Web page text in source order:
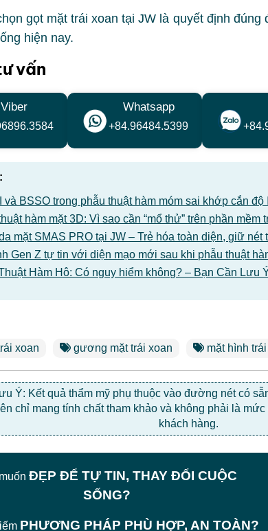
gọt mặt trái xoan tại JW là quyết định
hiện nay.
vấn
Viber Whatsapp
+84.96484.5399
và BSSO trong phẫu thuật hàm móm sai khớp cắn độ
hàm mặt 3D: Vì sao cần “mổ thử” trên phần mềm
mặt SMAS PRO tại JW – Trẻ hóa toàn diện, giữ nét
Gen Z tự tin với diện mạo mới sau khi phẫu thuật
Hàm Hô: Có nguy hiểm không? – Bạn Cần Lưu
xoan
gương mặt trái xoan mặt hình
Ý: Kết quả thẩm mỹ phụ thuộc vào đường nét có
chỉ mang tính chất tham khảo và không phải là
khách hàng.
ĐẸP ĐỂ TỰ TIN, THAY ĐỔI CUỘC
SỐNG?
PHƯƠNG PHÁP PHÙ HỢP, AN TOÀN?